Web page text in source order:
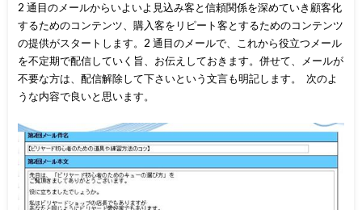
2 通目のメールからいよいよ見込み客と信頼関係を深めていき顧客化
するためのコンテンツ、購入客をリピート客とするためのコンテンツ
の提供がスタートします。2 通目のメールで、これから役立つメール
を不定期で配信していく旨、お伝えしておきます。併せて、メールが
不要な方は、配信解除して下さいという文言も明記します。 次のよ
うな内容で良いと思います。